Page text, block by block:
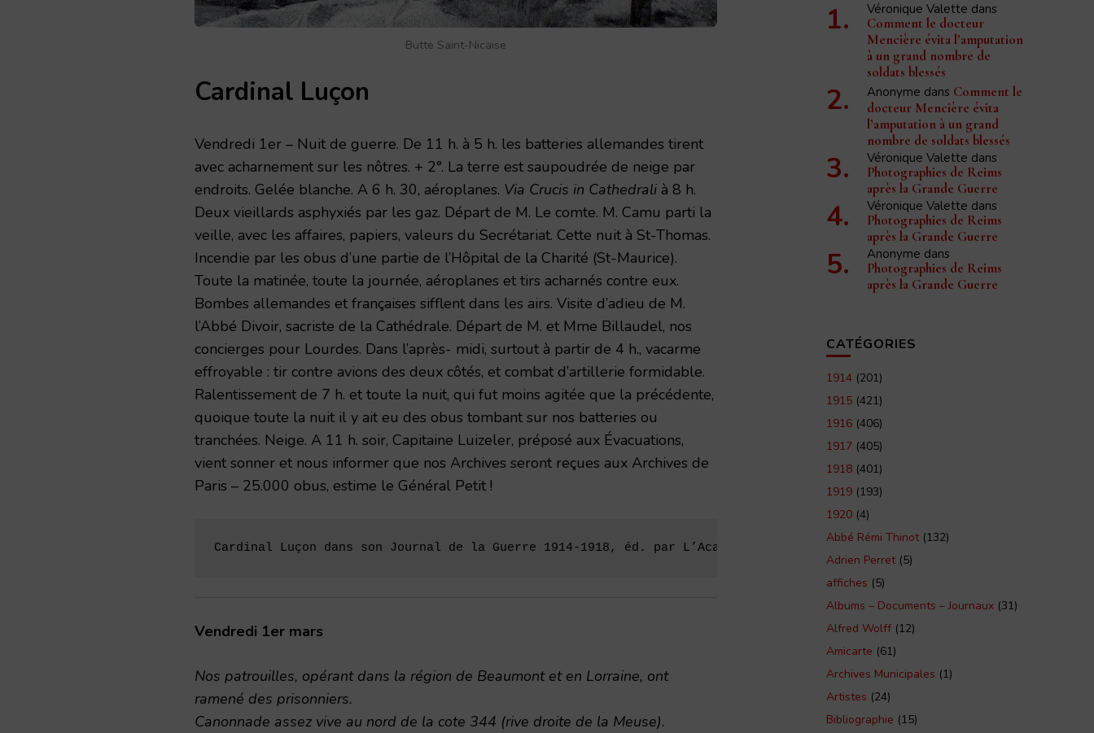
Butte Saint-Nicaise
Cardinal Luçon
Vendredi 1er – Nuit de guerre. De 11 h. à 5 h. les batteries allemandes tirent
avec acharnement sur les nôtres. + 2°. La terre est saupoudrée de neige par
endroits. Gelée blanche. A 6 h. 30, aéroplanes. Via Crucis in Cathedrali à 8 h.
Deux vieillards asphyxiés par les gaz. Départ de M. Le comte. M. Camu parti la
veille, avec les affaires, papiers, valeurs du Secrétariat. Cette nuit à St-Thomas.
Incendie par les obus d’une partie de l’Hôpital de la Charité (St-Maurice).
Toute la matinée, toute la journée, aéroplanes et tirs acharnés contre eux.
Bombes allemandes et françaises sifflent dans les airs. Visite d’adieu de M.
l’Abbé Divoir, sacriste de la Cathédrale. Départ de M. et Mme Billaudel, nos
concierges pour Lourdes. Dans l’après- midi, surtout à partir de 4 h., vacarme
effroyable : tir contre avions des deux côtés, et combat d’artillerie formidable.
Ralentissement de 7 h. et toute la nuit, qui fut moins agitée que la précédente,
quoique toute la nuit il y ait eu des obus tombant sur nos batteries ou
tranchées. Neige. A 11 h. soir, Capitaine Luizeler, préposé aux Évacuations,
vient sonner et nous informer que nos Archives seront reçues aux Archives de
Paris – 25.000 obus, estime le Général Petit !
Cardinal Luçon dans son Journal de la Guerre 1914-1918, éd. par L’Académie Nationale de Reims – 1998 – TAR volume 173
Vendredi 1er mars
Nos patrouilles, opérant dans la région de Beaumont et en Lorraine, ont
ramené des prisonniers.
Canonnade assez vive au nord de la cote 344 (rive droite de la Meuse).
Véronique Valette dans
Comment le docteur
Mencière évita l’amputation
à un grand nombre de
soldats blessés
Anonyme dans Comment le
docteur Mencière évita
l’amputation à un grand
nombre de soldats blessés
Véronique Valette dans
Photographies de Reims
après la Grande Guerre
Véronique Valette dans
Photographies de Reims
après la Grande Guerre
Anonyme dans
Photographies de Reims
après la Grande Guerre
CATÉGORIES
1914 (201)
1915 (421)
1916 (406)
1917 (405)
1918 (401)
1919 (193)
1920 (4)
Abbé Rémi Thinot(132)
Adrien Perret(5)
affiches (5)
Albums – Documents – Journaux (31)
Alfred Wolff (12)
Amicarte (61)
Archives Municipales (1)
Artistes (24)
Bibliographie (15)